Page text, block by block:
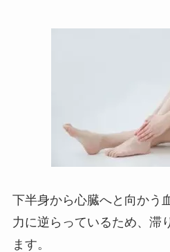
下半身から心臓へと向かう
力に逆らっているため、滞
ます。